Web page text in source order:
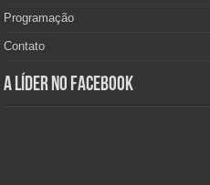
Programação
Contato
A Líder no Facebook